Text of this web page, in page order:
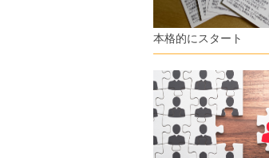
本格的にスタート